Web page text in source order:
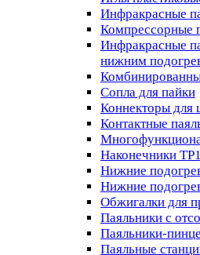
Инфракрасные
Компрессорные
Инфракрасные
нижним
Сопла для пайки
Коннекторы для
Контактные
Наконечники
Нижние
Нижние
Обжигалки для
Паяльники с
Паяльники-
Паяльные